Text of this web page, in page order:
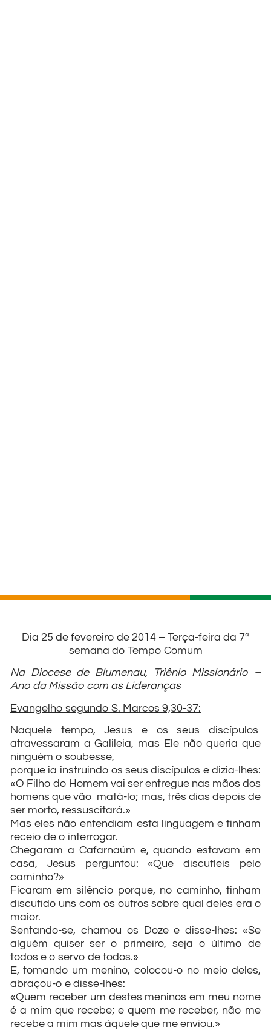
Dia 25 de fevereiro de 2014 – Terça-feira da 7ª
semana do Tempo Comum
Na Diocese de Blumenau, Triênio Missionário –
Ano da Missão com as Lideranças
Evangelho segundo S. Marcos 9,30-37:
Naquele tempo, Jesus e os seus discípulos
atravessaram a Galileia, mas Ele não queria que
ninguém o soubesse,
porque ia instruindo os seus discípulos e dizia-lhes:
«O Filho do Homem vai ser entregue nas mãos dos
homens que vão matá-lo; mas, três dias depois de
ser morto, ressuscitará.»
Mas eles não entendiam esta linguagem e tinham
receio de o interrogar.
Chegaram a Cafarnaúm e, quando estavam em
casa, Jesus perguntou: «Que discutíeis pelo
caminho?»
Ficaram em silêncio porque, no caminho, tinham
discutido uns com os outros sobre qual deles era o
maior.
Sentando-se, chamou os Doze e disse-lhes: «Se
alguém quiser ser o primeiro, seja o último de
todos e o servo de todos.»
E, tomando um menino, colocou-o no meio deles,
abraçou-o e disse-lhes:
«Quem receber um destes meninos em meu nome
é a mim que recebe; e quem me receber, não me
recebe a mim mas àquele que me enviou.»